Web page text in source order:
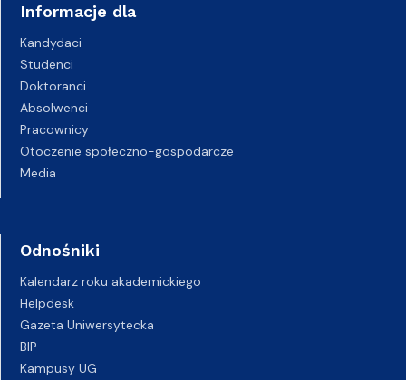
Informacje dla
Kandydaci
Studenci
Doktoranci
Absolwenci
Pracownicy
Otoczenie społeczno-gospodarcze
Media
Odnośniki
Kalendarz roku akademickiego
Helpdesk
Gazeta Uniwersytecka
BIP
Kampusy UG